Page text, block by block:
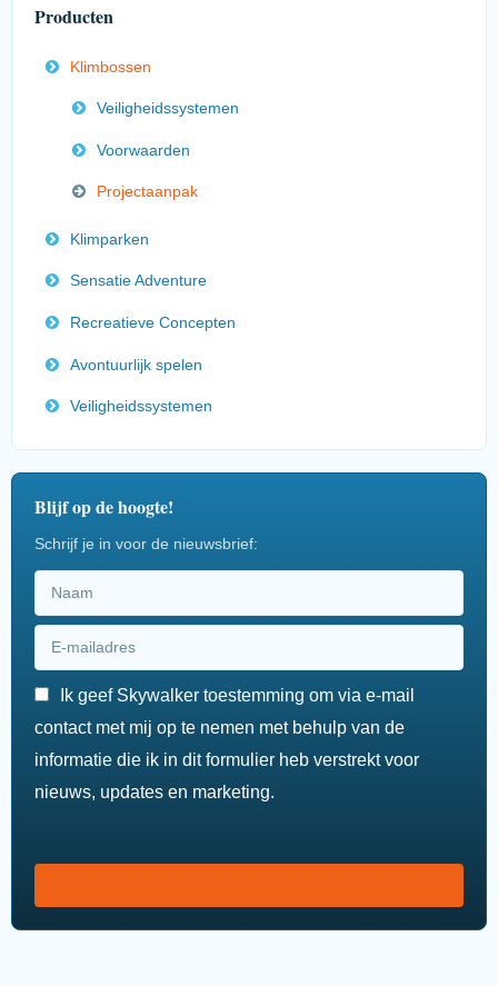
Producten
Klimbossen
Veiligheidssystemen
Voorwaarden
Projectaanpak
Klimparken
Sensatie Adventure
Recreatieve Concepten
Avontuurlijk spelen
Veiligheidssystemen
Blijf op de hoogte!
Schrijf je in voor de nieuwsbrief:
Ik geef Skywalker toestemming om via e-mail
contact met mij op te nemen met behulp van de
informatie die ik in dit formulier heb verstrekt voor
nieuws, updates en marketing.